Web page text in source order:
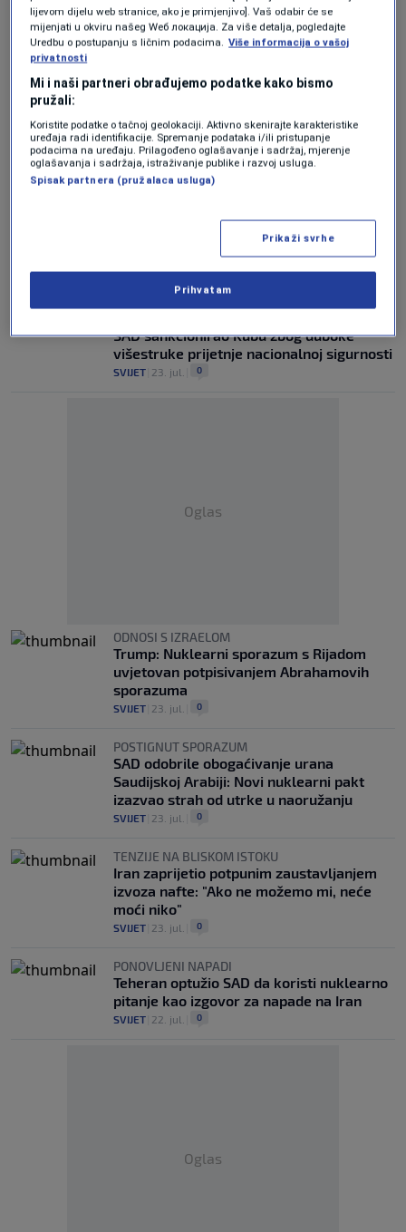
PREMIJER IZRAELA
Trump: Netanyahu iduće sedmice dolazi u
SVIJET|25. jul.|
SASTANAK U UTORAK
Netanyahu putuje kod Trumpa u Bijelu
kuću: Izrael spreman napasti Iran uz
odobrenje SAD-a?
SVIJET 0
Stigla prva reakcija EU-a na nove
Trumpove carine: "Nismo to očekivali"
SAD sankcionirao Kubu zbog duboke
višestruke prijetnje nacionalnoj sigurnosti
SVIJET 23. jul. 0
Oglas
ODNOSI S IZRAELOM
Trump: Nuklearni sporazum s Rijadom
uvjetovan potpisivanjem Abrahamovih
sporazuma
SVIJET 23. jul. 0
POSTIGNUT SPORAZUM
SAD odobrile obogaćivanje urana
Saudijskoj Arabiji: Novi nuklearni pakt
izazvao strah od utrke u naoružanju
SVIJET 23. jul. 0
TENZIJE NA BLISKOM ISTOKU
Iran zaprijetio potpunim zaustavljanjem
izvoza nafte: "Ako ne možemo mi, neće
moći niko"
SVIJET 23. jul. 0
PONOVLJENI NAPADI
Teheran optužio SAD da koristi nuklearno
pitanje kao izgovor za napade na Iran
SVIJET 22. jul. 0
Oglas
lijevom dijelu web stranice, ako je primjenjivo]. Vaš odabir će se
mijenjati u okviru našeg Wеб локација. Za više detalja, pogledajte
Uredbu o postupanju s ličnim podacima. Više informacija o vašoj
privatnosti
Mi i naši partneri obrađujemo podatke kako bismo
pružali:
Koristite podatke o tačnoj geolokaciji. Aktivno skenirajte karakteristike
uređaja radi identifikacije. Spremanje podataka i/ili pristupanje
podacima na uređaju. Prilagođeno oglašavanje i sadržaj, mjerenje
oglašavanja i sadržaja, istraživanje publike i razvoj usluga.
Spisak partnera (pružalaca usluga)
Prikaži svrhe
Prihvatam